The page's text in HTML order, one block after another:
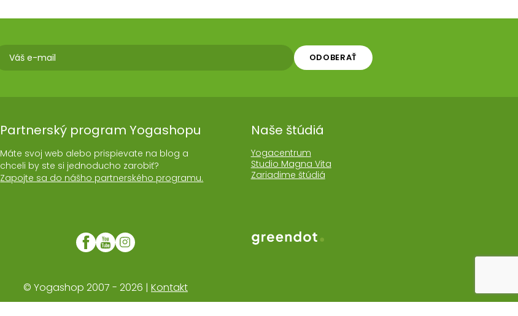
ODOBERAŤ
Partnerský program Yogashopu
Máte svoj web alebo prispievate na blog a
chceli by ste si jednoducho zarobiť?
Zapojte sa do nášho partnerského programu.
Naše štúdiá
Yogacentrum
Studio Magna Vita
Zariadime štúdiá
Web realizoval Greendot
© Yogashop 2007 - 2026 | Kontakt